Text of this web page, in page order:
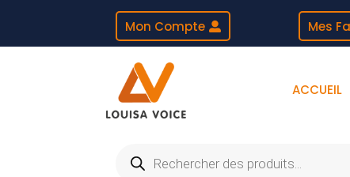
Mon Compte Mes
ACCUEIL
produits